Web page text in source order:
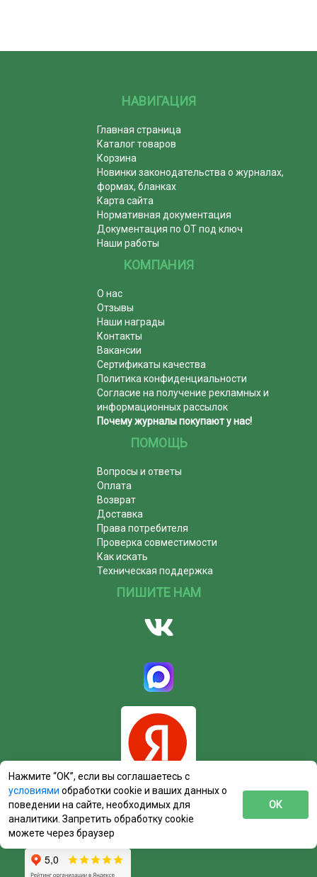
НАВИГАЦИЯ
Главная страница
Каталог товаров
Корзина
Новинки законодательства о журналах,
формах, бланках
Карта сайта
Нормативная документация
Документация по ОТ под ключ
Наши работы
КОМПАНИЯ
О нас
Отзывы
Наши награды
Контакты
Вакансии
Сертификаты качества
Политика конфиденциальности
Согласие на получение рекламных и
информационных рассылок
Почему журналы покупают у нас!
ПОМОЩЬ
Вопросы и ответы
Оплата
Возврат
Доставка
Права потребителя
Проверка совместимости
Как искать
Техническая поддержка
ПИШИТЕ НАМ
Нажмите “ОК”, если вы соглашаетесь с
условиями обработки cookie и ваших данных о
поведении на сайте, необходимых для
аналитики. Запретить обработку cookie
можете через браузер
ОК